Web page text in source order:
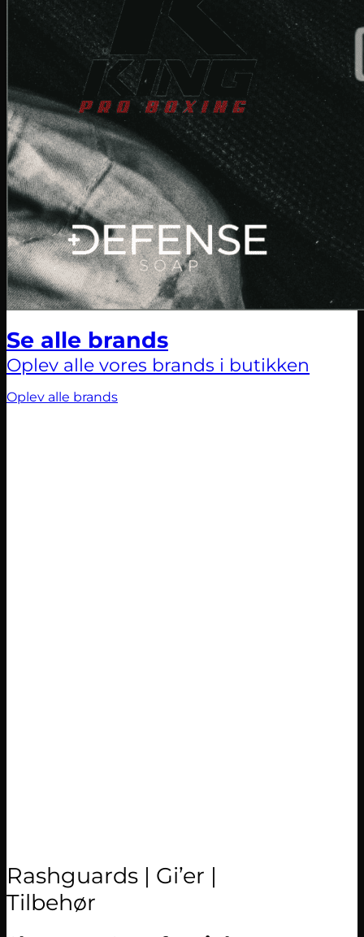
Se alle brands
Oplev alle vores brands i butikken
Oplev alle brands
Rashguards | Gi’er |
Tilbehør